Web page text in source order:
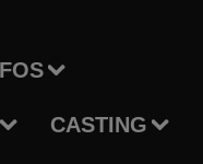
CASTING